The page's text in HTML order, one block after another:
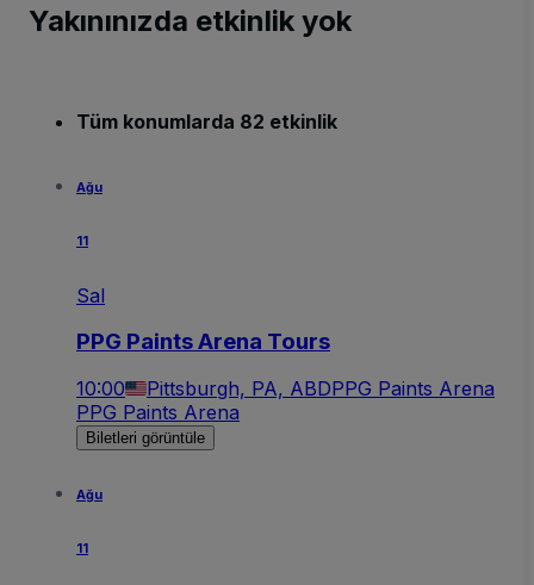
Yakınınızda etkinlik yok
Tüm konumlarda 82 etkinlik
Ağu
11
Sal
PPG Paints Arena Tours
10:00 Pittsburgh, PA, ABDPPG Paints Arena
PPG Paints Arena
Biletleri görüntüle
Ağu
11